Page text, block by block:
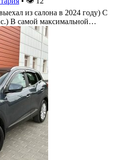
из салона в 2024 году) С
В самой максимальной…